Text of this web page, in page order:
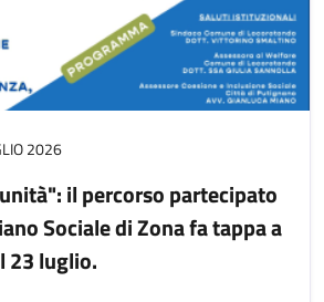
2026
il percorso partecipato
Sociale di Zona fa tappa a
23 luglio.